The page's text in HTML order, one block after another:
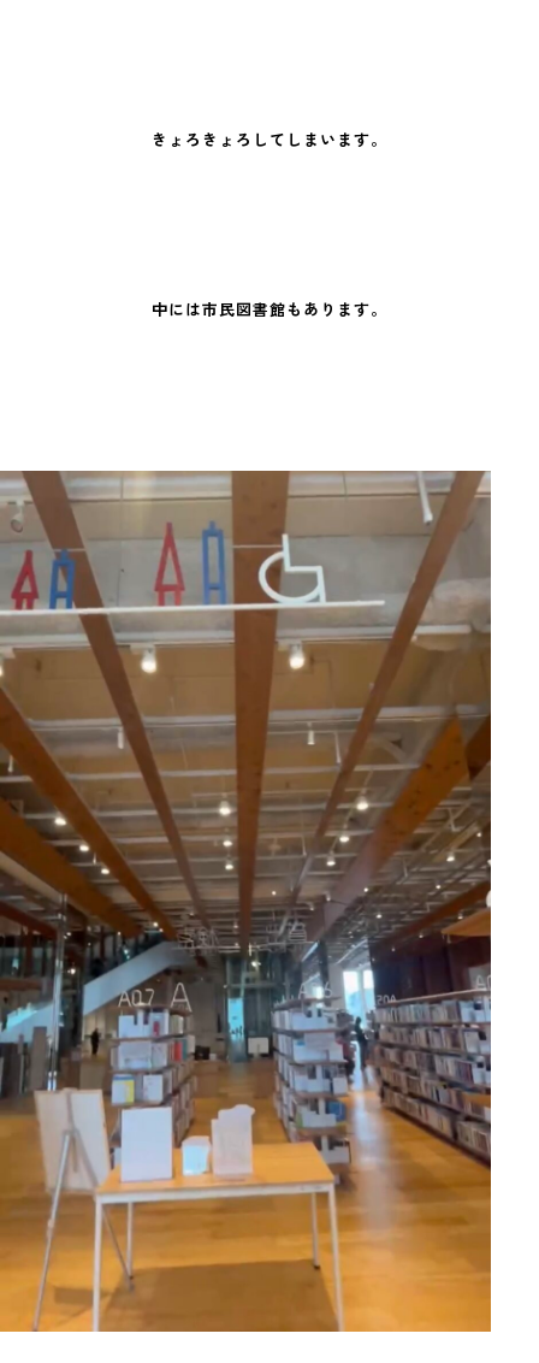
きょろきょろしてしまいます。
中には市民図書館もあります。